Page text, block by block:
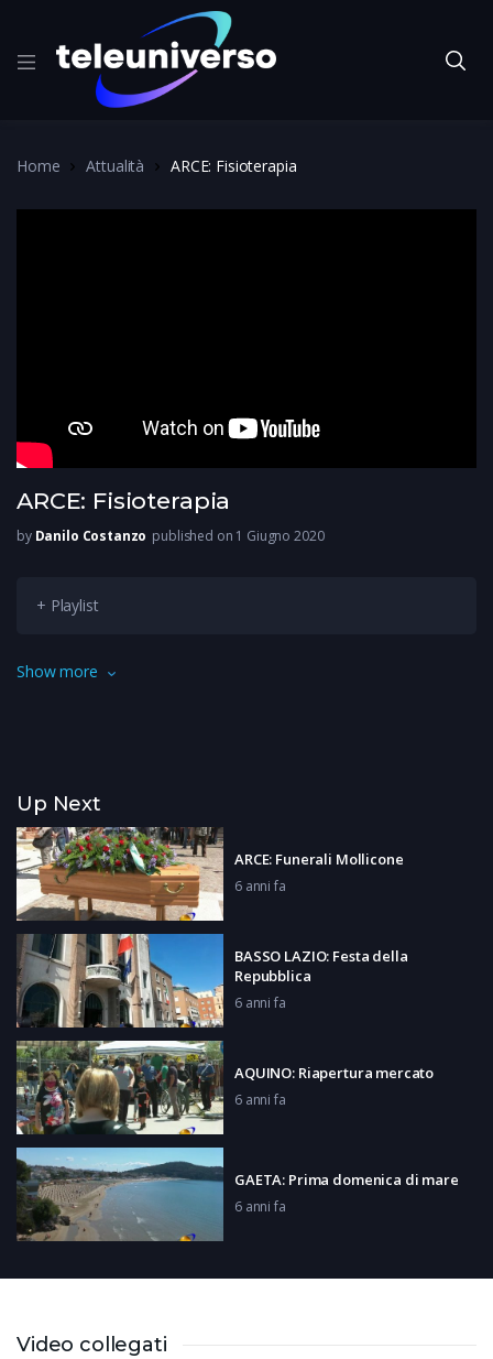
Home Attualità ARCE: Fisioterapia
ARCE: Fisioterapia
by Danilo Costanzo published on 1 Giugno 2020
+ Playlist
Ora parliamo di fisioterapia e dei problemi causati dal lungo
Show more
Up Next
ARCE: Funerali Mollicone
6 anni fa
BASSO LAZIO: Festa della
Repubblica
6 anni fa
AQUINO: Riapertura mercato
6 anni fa
GAETA: Prima domenica di mare
6 anni fa
CASSINO: Open Day a
Video collegati